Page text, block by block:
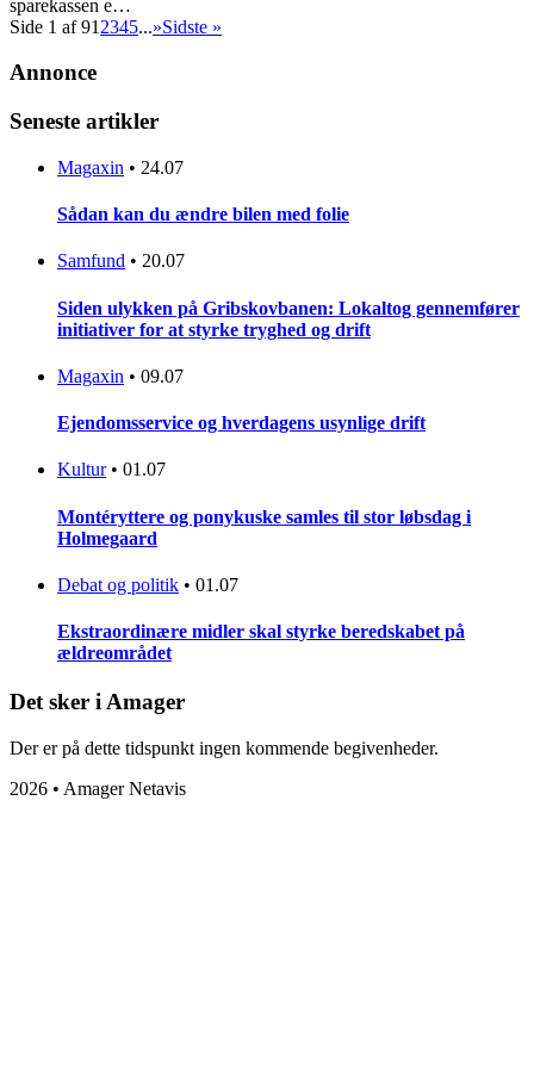
sparekassen e…
Side 1 af 91 2345...»Sidste »
Annonce
Seneste artikler
Magaxin • 24.07
Sådan kan du ændre bilen med folie
Samfund • 20.07
Siden ulykken på Gribskovbanen: Lokaltog gennemfører
initiativer for at styrke tryghed og drift
Magaxin • 09.07
Ejendomsservice og hverdagens usynlige drift
Kultur • 01.07
Montéryttere og ponykuske samles til stor løbsdag i
Holmegaard
Debat og politik • 01.07
Ekstraordinære midler skal styrke beredskabet på
ældreområdet
Det sker i Amager
Der er på dette tidspunkt ingen kommende begivenheder.
2026 • Amager Netavis